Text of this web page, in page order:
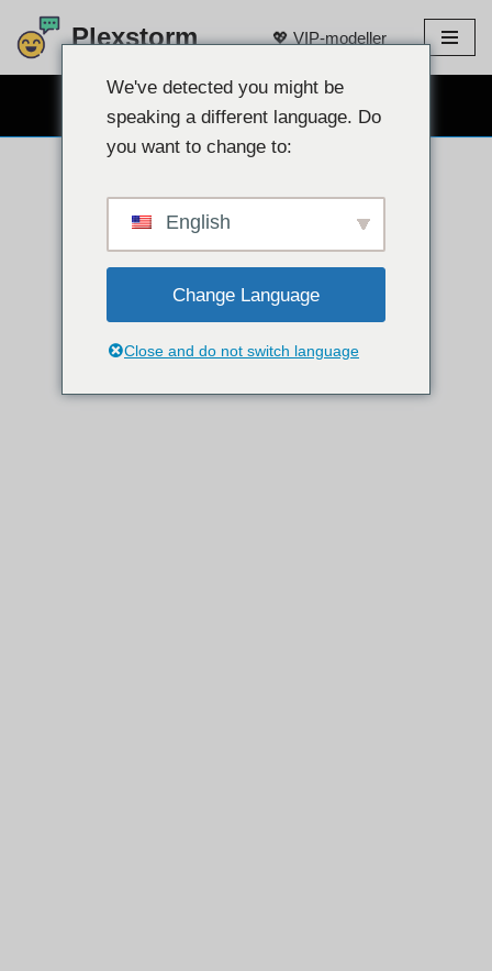
Hopp
Plexstorm 💖 VIP-modeller
We've detected you might be
speaking a different language. Do
you want to change to:
English
Change Language
Close and do not switch language